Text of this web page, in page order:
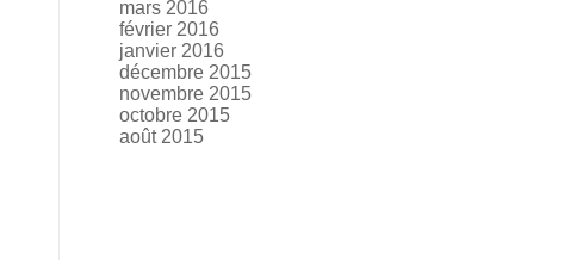
mars 2016
février 2016
janvier 2016
décembre 2015
novembre 2015
octobre 2015
août 2015